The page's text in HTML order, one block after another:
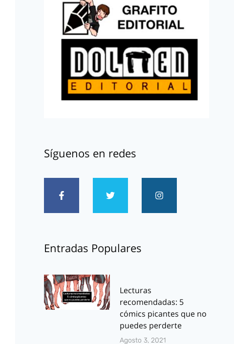
Síguenos en redes
Entradas Populares
Lecturas
recomendadas: 5
cómics picantes que no
puedes perderte
Agosto 3, 2021